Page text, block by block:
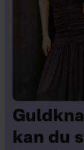
kan du